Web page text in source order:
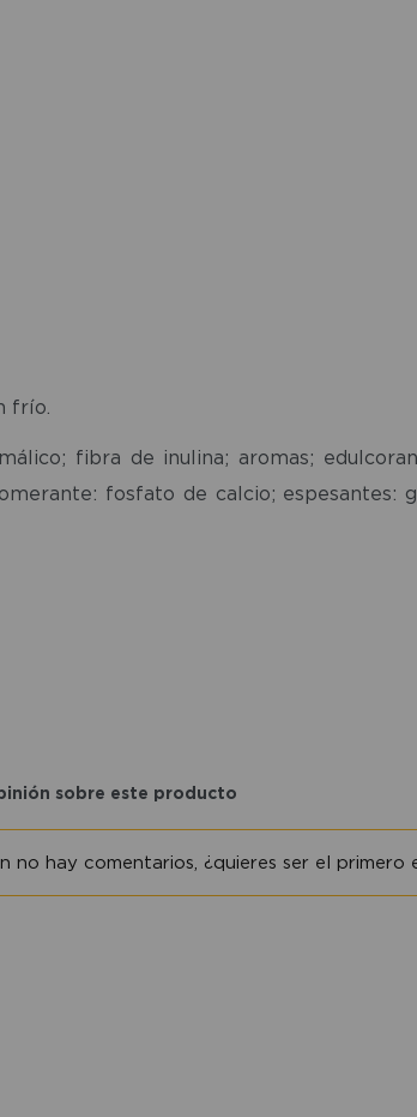
frío.
fibra de inulina; aromas;
fosfato de calcio; espesantes:
sobre este producto
no hay comentarios, ¿quieres ser el primero